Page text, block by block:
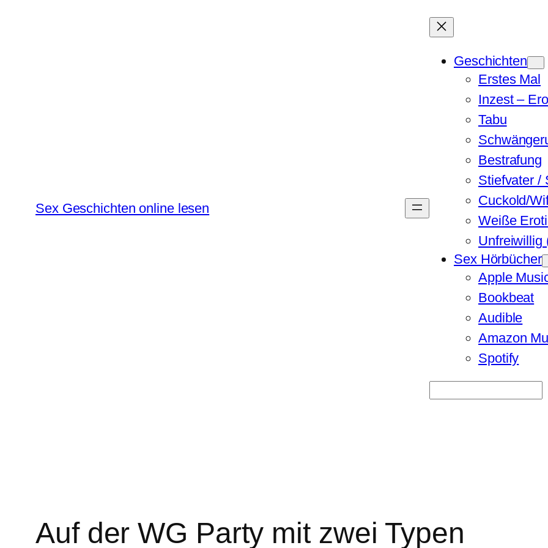
Sex Geschichten online lesen
Geschichten
Erstes Mal
Inzest –
Tabu
Bestrafung
Stiefvater /
Cuckold/
Weiße
Unfreiwillig
Sex Hörbücher
Apple
Bookbeat
Audible
Amazon
Spotify
Auf der WG Party mit zwei Typen